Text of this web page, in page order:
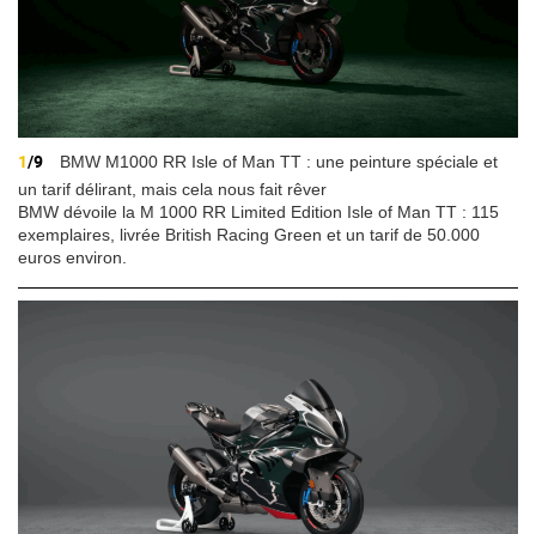
1/9
BMW M1000 RR Isle of Man TT : une peinture spéciale et
un tarif délirant, mais cela nous fait rêver
BMW dévoile la M 1000 RR Limited Edition Isle of Man TT : 115
exemplaires, livrée British Racing Green et un tarif de 50.000
euros environ.